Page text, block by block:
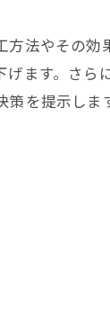
方法やその効
ます。さら
を提示しま